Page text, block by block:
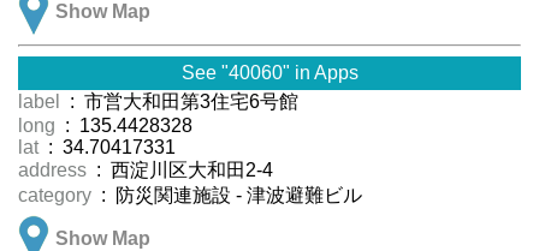
Show Map
See "40060" in Apps
label
: 市営大和田第3住宅6号館
long : 135.4428328
lat : 34.70417331
address : 西淀川区大和田2-4
category : 防災関連施設 - 津波避難ビル
Show Map